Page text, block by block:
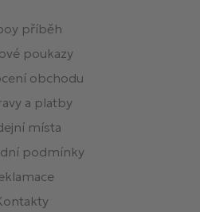
příběh
poukazy
obchodu
a platby
místa
podmínky